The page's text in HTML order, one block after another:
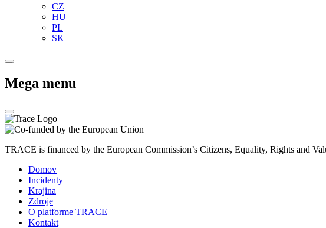
CZ
HU
PL
SK
Mega menu
TRACE is financed by the European Commission’s Citizens, Equality, Rights and
Domov
Incidenty
Krajina
Zdroje
O platforme TRACE
Kontakt